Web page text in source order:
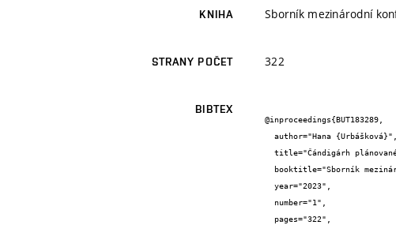
KNIHA Sborník mezinárodní
STRANY POČET 322
BIBTEX
@inproceedings{BUT183289,